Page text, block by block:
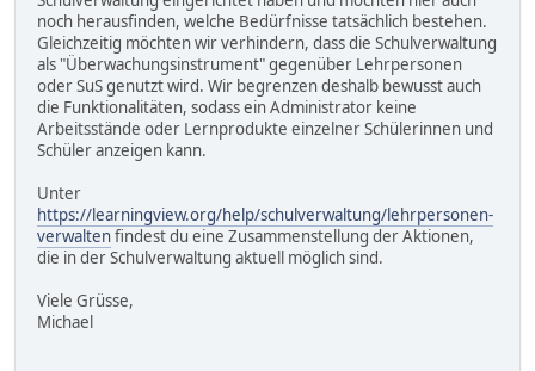
noch herausfinden, welche Bedürfnisse tatsächlich bestehen.
Gleichzeitig möchten wir verhindern, dass die Schulverwaltung
als "Überwachungsinstrument" gegenüber Lehrpersonen
oder SuS genutzt wird. Wir begrenzen deshalb bewusst auch
die Funktionalitäten, sodass ein Administrator keine
Arbeitsstände oder Lernprodukte einzelner Schülerinnen und
Schüler anzeigen kann.
Unter
https://learningview.org/help/schulverwaltung/lehrpersonen-
verwaltenfindest du eine Zusammenstellung der Aktionen,
die in der Schulverwaltung aktuell möglich sind.
Viele Grüsse,
Michael